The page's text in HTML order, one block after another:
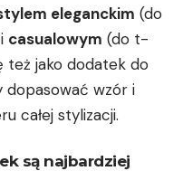
eleganckim (do
casualowym (do t-
też jako dodatek do
dopasować wzór i
całej stylizacji.
są ‌najbardziej